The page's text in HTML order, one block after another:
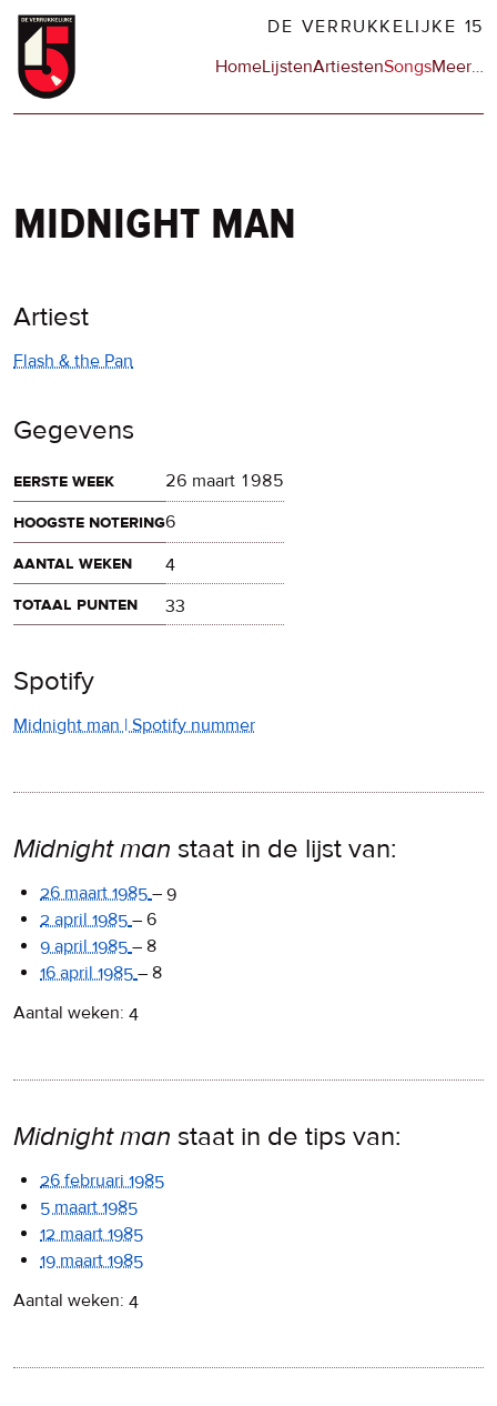
Overslaan
naar
DE VERRUKKELIJKE 15
Hoofdnavigatie
HomeLijstenArtiestenSongsMeerop
…
midnight man
Artiest
Flash & the Pan
Gegevens
eerste week
26 maart 1985
hoogste notering6
aantal weken
4
totaal punten
33
Spotify
Midnight man | Spotify nummer
Midnight man staat in de lijst van:
26 maart 1985 – 9
2 april 1985 – 6
9 april 1985 – 8
16 april 1985 – 8
Aantal weken: 4
Midnight man staat in de tips van:
26 februari 1985
5 maart 1985
12 maart 1985
19 maart 1985
Aantal weken: 4